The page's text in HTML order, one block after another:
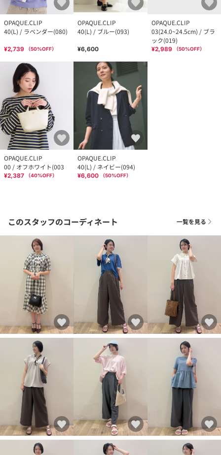
OPAQUE.CLIP
40(L) / ラベンダー(080)
¥2,739 （50%OFF）
OPAQUE.CLIP
40(L) / ブルー(093)
¥6,600
OPAQUE.CLIP
03(24.0~24.5cm) / ブラ
ック(019)
¥2,989 （50%OFF）
OPAQUE.CLIP
00 / オフホワイト(003
¥2,387 （40%OFF）
OPAQUE.CLIP
40(L) / ネイビー(094)
¥6,600 （50%OFF）
このスタッフのコーディネート 一覧を見る